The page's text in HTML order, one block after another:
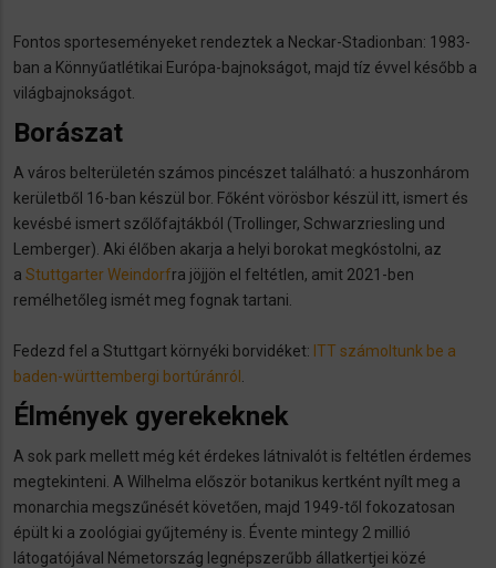
Fontos sporteseményeket rendeztek a Neckar-Stadionban: 1983-
ban a Könnyűatlétikai Európa-bajnokságot, majd tíz évvel később a
világbajnokságot.
Borászat
A város belterületén számos pincészet található: a huszonhárom
kerületből 16-ban készül bor. Főként vörösbor készül itt, ismert és
kevésbé ismert szőlőfajtákból (Trollinger, Schwarzriesling und
Lemberger). Aki élőben akarja a helyi borokat megkóstolni, az
a Stuttgarter Weindorfra jöjjön el feltétlen, amit 2021-ben
remélhetőleg ismét meg fognak tartani.
Fedezd fel a Stuttgart környéki borvidéket: ITT számoltunk be a
baden-württembergi bortúránról
Élmények gyerekeknek
A sok park mellett még két érdekes látnivalót is feltétlen érdemes
megtekinteni. A Wilhelma először botanikus kertként nyílt meg a
monarchia megszűnését követően, majd 1949-től fokozatosan
épült ki a zoológiai gyűjtemény is. Évente mintegy 2 millió
látogatójával Németország legnépszerűbb állatkertjei közé